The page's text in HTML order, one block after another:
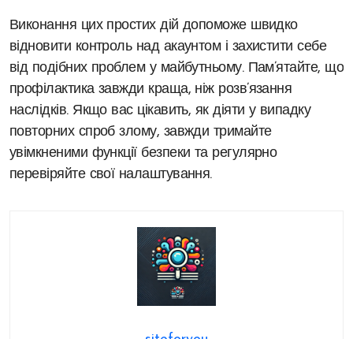
Виконання цих простих дій допоможе швидко
відновити контроль над акаунтом і захистити себе
від подібних проблем у майбутньому. Пам’ятайте, що
профілактика завжди краща, ніж розв’язання
наслідків. Якщо вас цікавить, як діяти у випадку
повторних спроб злому, завжди тримайте
увімкненими функції безпеки та регулярно
перевіряйте свої налаштування.